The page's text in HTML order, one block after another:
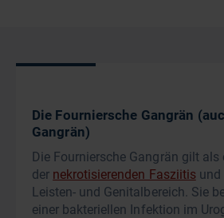
Die Fourniersche Gangrän
Gangrän)
Die Fourniersche Gangrän gilt als
der nekrotisierenden Fasziitisund
Leisten- und Genitalbereich. Sie
einer bakteriellen Infektion im